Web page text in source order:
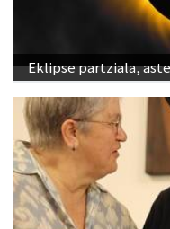
Eklipse partziala,